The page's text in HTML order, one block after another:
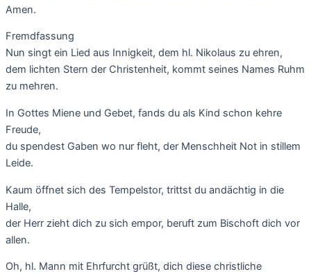
Amen.
Fremdfassung
Nun singt ein Lied aus Innigkeit, dem hl. Nikolaus zu ehren,
dem lichten Stern der Christenheit, kommt seines Names Ruhm
zu mehren.
In Gottes Miene und Gebet, fands du als Kind schon kehre
Freude,
du spendest Gaben wo nur fleht, der Menschheit Not in stillem
Leide.
Kaum öffnet sich des Tempelstor, trittst du andächtig in die
Halle,
der Herr zieht dich zu sich empor, beruft zum Bischoft dich vor
allen.
Oh, hl. Mann mit Ehrfurcht grüßt, dich diese christliche